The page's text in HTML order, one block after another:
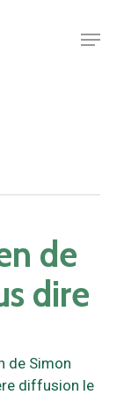
Menu
de
dire
de Simon
diffusion le